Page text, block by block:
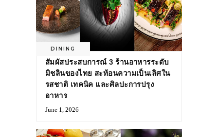
DINING
สัมผัสประสบการณ์ 3 ร้านอาหารระดับ
มิชลินของไทย สะท้อนความเป็นเลิศใน
รสชาติ เทคนิค และศิลปะการปรุง
อาหาร
June 1, 2026